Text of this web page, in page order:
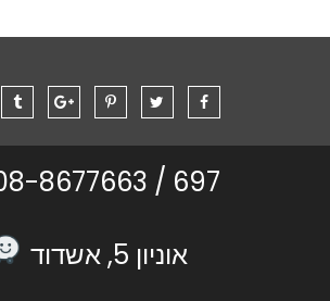
697 /
אוניון 5, אשדוד